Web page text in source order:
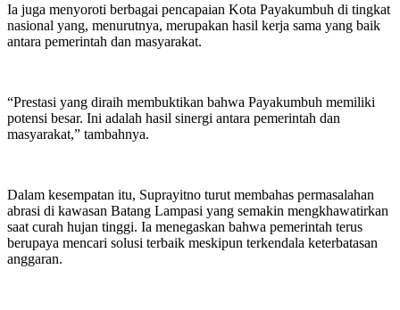
Ia juga menyoroti berbagai pencapaian Kota Payakumbuh di tingkat
nasional yang, menurutnya, merupakan hasil kerja sama yang baik
antara pemerintah dan masyarakat.
“Prestasi yang diraih membuktikan bahwa Payakumbuh memiliki
potensi besar. Ini adalah hasil sinergi antara pemerintah dan
masyarakat,” tambahnya.
Dalam kesempatan itu, Suprayitno turut membahas permasalahan
abrasi di kawasan Batang Lampasi yang semakin mengkhawatirkan
saat curah hujan tinggi. Ia menegaskan bahwa pemerintah terus
berupaya mencari solusi terbaik meskipun terkendala keterbatasan
anggaran.